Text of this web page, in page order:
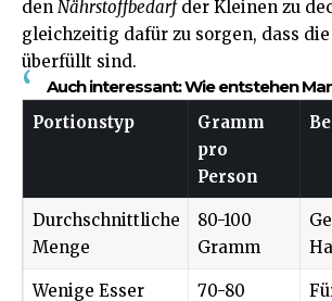
den Nährstoffbedarfder Kleinen zu
gleichzeitig dafür zu sorgen, dass
überfüllt sind.
Auch interessant:Wie entstehen
Portionstyp
Gramm
pro
Person
Durchschnittliche
Menge
80-100
Gramm
Wenige Esser
70-80